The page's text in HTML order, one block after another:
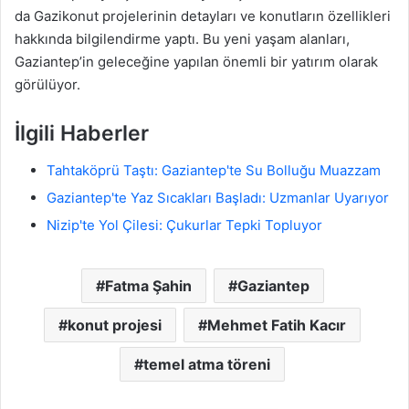
da Gazikonut projelerinin detayları ve konutların özellikleri
hakkında bilgilendirme yaptı. Bu yeni yaşam alanları,
Gaziantep’in geleceğine yapılan önemli bir yatırım olarak
görülüyor.
İlgili Haberler
Tahtaköprü Taştı: Gaziantep'te Su Bolluğu Muazzam
Gaziantep'te Yaz Sıcakları Başladı: Uzmanlar Uyarıyor
Nizip'te Yol Çilesi: Çukurlar Tepki Topluyor
Fatma Şahin Gaziantep
konut projesi Mehmet Fatih Kacır
temel atma töreni